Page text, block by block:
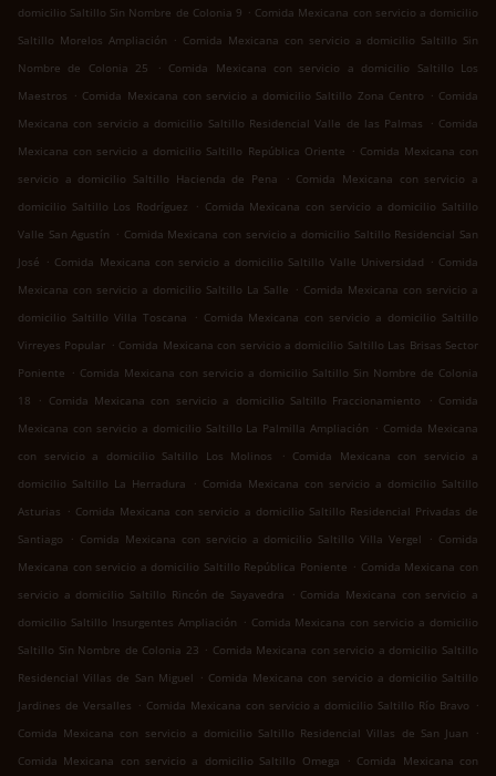
domicilio Saltillo Sin Nombre de Colonia 9 . Comida Mexicana con servicio a domicilio
Saltillo Morelos Ampliación . Comida Mexicana con servicio a domicilio Saltillo Sin
Nombre de Colonia 25
. Comida Mexicana con servicio a domicilio Saltillo Los
Maestros . Comida Mexicana con servicio a domicilio Saltillo Zona Centro . Comida
Mexicana con servicio a domicilio Saltillo Residencial Valle de las Palmas
. Comida
Mexicana con servicio a domicilio Saltillo República Oriente . Comida Mexicana con
servicio a domicilio Saltillo Hacienda de Pena
. Comida Mexicana con servicio a
domicilio Saltillo Los Rodríguez
. Comida Mexicana con servicio a domicilio Saltillo
Valle San Agustín . Comida Mexicana con servicio a domicilio Saltillo Residencial San
José . Comida Mexicana con servicio a domicilio Saltillo Valle Universidad . Comida
Mexicana con servicio a domicilio Saltillo La Salle . Comida Mexicana con servicio a
domicilio Saltillo Villa Toscana
. Comida Mexicana con servicio a domicilio Saltillo
Virreyes Popular . Comida Mexicana con servicio a domicilio Saltillo Las Brisas Sector
Poniente . Comida Mexicana con servicio a domicilio Saltillo Sin Nombre de Colonia
18
. Comida Mexicana con servicio a domicilio Saltillo Fraccionamiento . Comida
Mexicana con servicio a domicilio Saltillo La Palmilla Ampliación . Comida Mexicana
con servicio a domicilio Saltillo Los Molinos
. Comida Mexicana con servicio a
domicilio Saltillo La Herradura
. Comida Mexicana con servicio a domicilio Saltillo
Asturias . Comida Mexicana con servicio a domicilio Saltillo Residencial Privadas de
Santiago
. Comida Mexicana con servicio a domicilio Saltillo Villa Vergel . Comida
Mexicana con servicio a domicilio Saltillo República Poniente . Comida Mexicana con
servicio a domicilio Saltillo Rincón de Sayavedra
. Comida Mexicana con servicio a
domicilio Saltillo Insurgentes Ampliación . Comida Mexicana con servicio a domicilio
Saltillo Sin Nombre de Colonia 23 . Comida Mexicana con servicio a domicilio Saltillo
Residencial Villas de San Miguel . Comida Mexicana con servicio a domicilio Saltillo
Jardines de Versalles . Comida Mexicana con servicio a domicilio Saltillo Río Bravo .
Comida Mexicana con servicio a domicilio Saltillo Residencial Villas de San Juan
.
Comida Mexicana con servicio a domicilio Saltillo Omega
. Comida Mexicana con